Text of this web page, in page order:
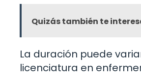
Quizás también te
La duración puede
licenciatura en